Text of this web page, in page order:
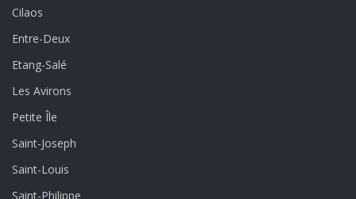
Cilaos
Entre-Deux
Etang-Salé
Les Avirons
Petite Île
Saint-Joseph
Saint-Louis
Saint-Philippe